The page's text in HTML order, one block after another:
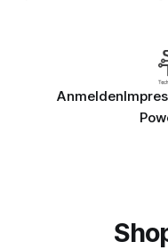
Anschein nach kurz
Anmelden